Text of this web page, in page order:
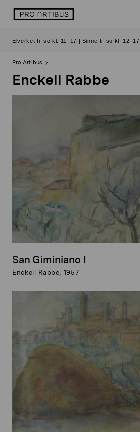
logo
Elverket ti–sö kl. 11–17 | Sinne ti–sö kl. 12–17
Pro Artibus
Enckell Rabbe
San Giminiano I
Enckell Rabbe, 1957